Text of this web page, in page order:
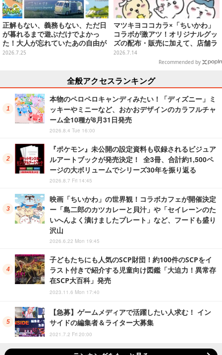
正解もない、義務もない、ただ日
が暮れるまで遊ぶだけでよかっ
た！大人が忘れていたあの自由が
蘇るノスタルジー夏休みゲームお
2026.7.25
マツキヨココカラ×「ちいかわ」
コラボが激アツ！オリジナルグッ
ズの配布・販売に加えて、店舗ラ
ッピングや”花火打ち上げ”まで盛
2026.7.14
Recommended by
全般アクセスランキング
本物のペロペロキャンディみたい！「ディズニー」ミ
ッキーやミニーなど、おかおデザインのカラフルチャ
ーム全10種が8月31日発売
2026.8.4 Tue 16:00
『ポケモン』未公開の設定資料も収録されるビジュア
ルアートブックが発売決定！ 全3冊、合計約1,500ペ
ージの大ボリュームでシリーズ30年を振り返る
2026.8.7 Fri 14:45
映画「ちいかわ」の世界観！コラボカフェが開催決定
ー「島二郎のカツカレーと貝汁」や「セイレーンのた
いへんよく漬けましたプレート」など、フードも盛り
沢山
2026.6.22 Mon 19:45
子どもたちにも人気のSCP財団！約100件のSCPをイ
ラスト付きで紹介する児童向け図鑑「大迫力！異常存
在SCP大百科」発売
2023.11.6 Mon 17:40
【急募】ゲームメディアで活躍したい人求む！ イン
サイドの編集者＆ライター大募集
2021.7.2 Fri 20:00